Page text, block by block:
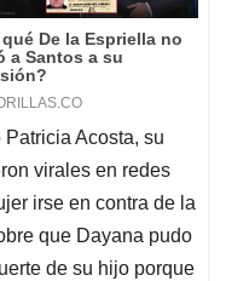
Acosta, su
virales en redes
irse en contra de la
que Dayana pudo
de su hijo porque